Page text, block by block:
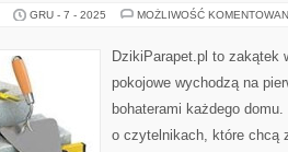
GRU - 7 - 2025 MOŻLIWOŚĆ
DzikiParapet.pl to zakątek
pokojowe wychodzą na
bohaterami każdego
o czytelnikach, które chcą